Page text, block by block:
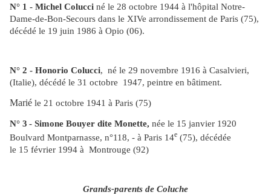
N° 1 - Michel Colucci né le 28 octobre 1944 à l'hôpital Notre-
Dame-de-Bon-Secours dans le XIVe arrondissement de Paris (75),
décédé le 19 juin 1986 à Opio (06).
N° 2 - Honorio Colucci, né le 29 novembre 1916 à Casalvieri,
(Italie), décédé le 31 octobre 1947, peintre en bâtiment.
Marié le 21 octobre 1941 à Paris (75)
N° 3 - Simone Bouyer dite Monette, née le 15 janvier 1920
Boulvard Montparnasse, n°118, - à Paris 14e (75), décédée
le 15 février 1994 à Montrouge (92)
Grands-parents de Coluche